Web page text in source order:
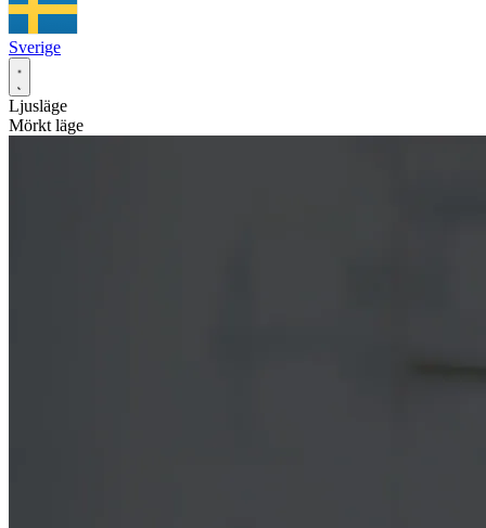
Sverige
Ljusläge
Mörkt läge